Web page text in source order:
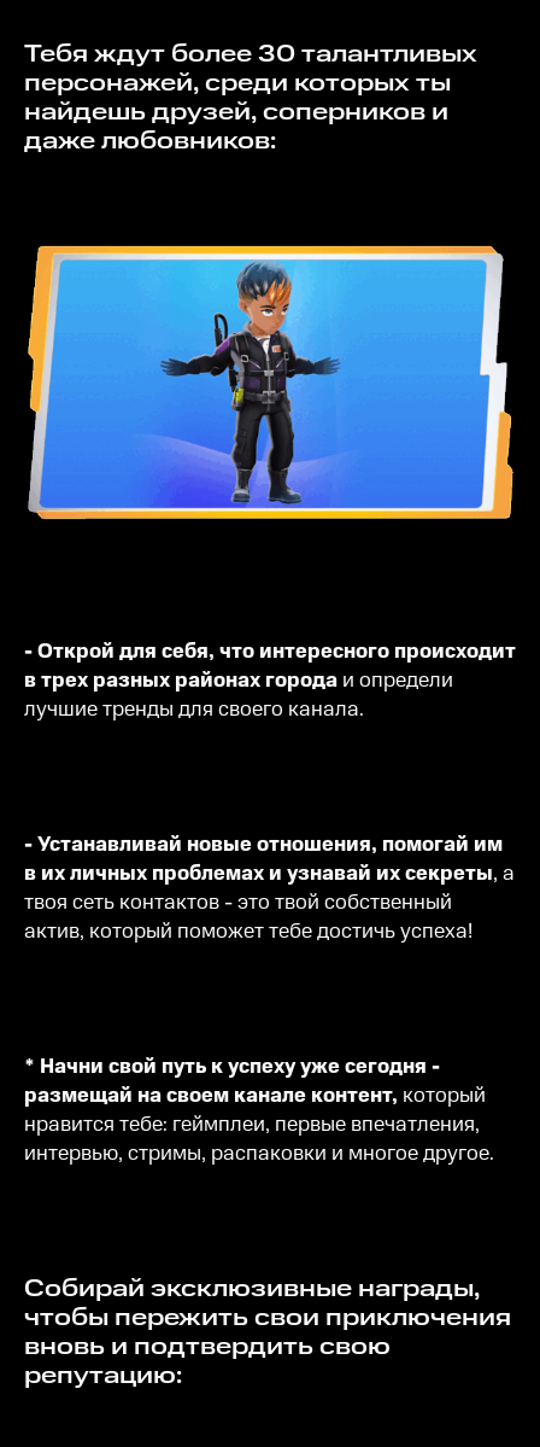
Тебя ждут более 30 талантливых
персонажей, среди которых ты
найдешь друзей, соперников и
даже любовников:
- Открой для себя, что интересного происходит
в трех разных районах города и определи
лучшие тренды для своего канала.
- Устанавливай новые отношения, помогай им
в их личных проблемах и узнавай их секреты, а
твоя сеть контактов - это твой собственный
актив, который поможет тебе достичь успеха!
* Начни свой путь к успеху уже сегодня -
размещай на своем канале контент, который
нравится тебе: геймплеи, первые впечатления,
интервью, стримы, распаковки и многое другое.
Собирай эксклюзивные награды,
чтобы пережить свои приключения
вновь и подтвердить свою
репутацию: